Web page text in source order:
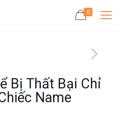
0
Bị Thất Bại Chỉ
Name